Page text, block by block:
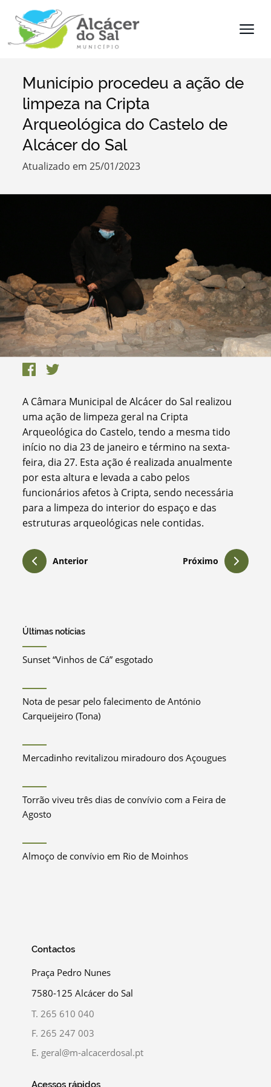
Termo de Pesquisa
Categorias
Município procedeu a ação de
limpeza na Cripta
Arqueológica do Castelo de
Alcácer do Sal
Atualizado em 25/01/2023
A Câmara Municipal de Alcácer do Sal realizou
uma ação de limpeza geral na Cripta
Arqueológica do Castelo, tendo a mesma tido
início no dia 23 de janeiro e término na sexta-
feira, dia 27. Esta ação é realizada anualmente
por esta altura e levada a cabo pelos
funcionários afetos à Cripta, sendo necessária
para a limpeza do interior do espaço e das
estruturas arqueológicas nele contidas.
Anterior Próximo
Últimas notícias
Sunset “Vinhos de Cá” esgotado
Nota de pesar pelo falecimento de António
Carqueijeiro (Tona)
Mercadinho revitalizou miradouro dos Açougues
Torrão viveu três dias de convívio com a Feira de
Agosto
Almoço de convívio em Rio de Moinhos
Contactos
Praça Pedro Nunes
7580-125 Alcácer do Sal
T. 265 610 040
F. 265 247 003
E. geral@m-alcacerdosal.pt
Acessos rápidos